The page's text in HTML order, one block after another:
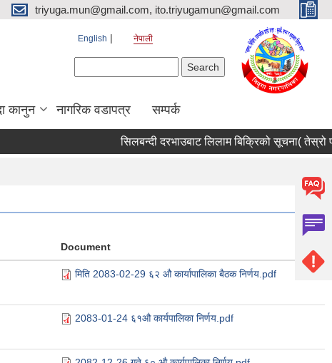
triyuga.mun@gmail.com, ito.triyugamun@gmail.com
English नेपाली
कानुन नागरिक वडापत्र सम्पर्क
सिलबन्दी दरभाउबाट लिलाम बिक्रिको सूचना( तेस्रो
Document
मिति 2083-02-29 ६२ औ कार्यापालिका बैठक निर्णय.pdf
2083-01-24 ६१औ कार्यपालिका निर्णय.pdf